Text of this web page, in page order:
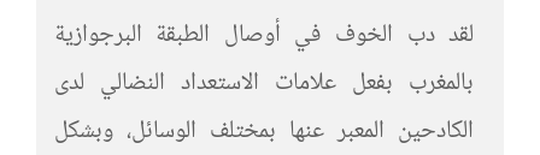
لقد دب الخوف في أوصال الطبقة البرجوازية
بالمغرب بفعل علامات الاستعداد النضالي لدى
الكادحين المعبر عنها بمختلف الوسائل، وبشكل